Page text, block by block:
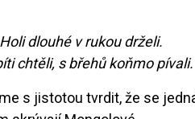
dlouhé v rukou drželi.
chtěli, s břehů koňmo
s jistotou tvrdit, že se